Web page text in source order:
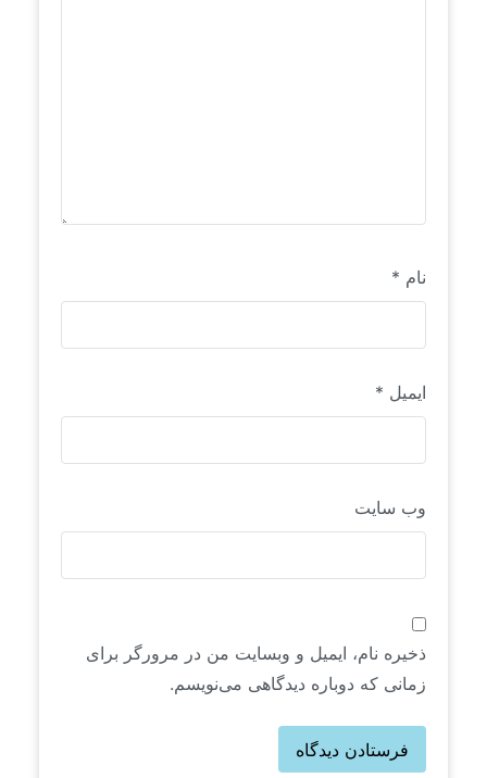
نام *
ایمیل *
وب‌ سایت
ذخیره نام، ایمیل و وبسایت من در مرورگر برای
زمانی که دوباره دیدگاهی می‌نویسم.